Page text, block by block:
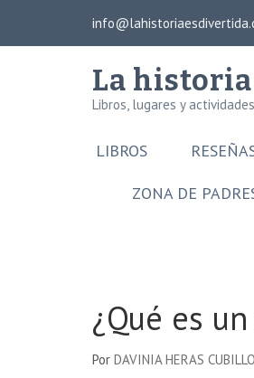
La
Libros, lugares y
LIBROS
ZONA DE
¿Qué es
Por DAVINIA HERAS CUBILLO